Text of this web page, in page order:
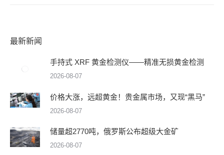
最新新闻
手持式 XRF 黄金检测仪——精准无损黄金检测
2026-08-07
价格大涨，远超黄金！贵金属市场，又现“黑马”
2026-08-07
储量超2770吨，俄罗斯公布超级大金矿
2026-08-07